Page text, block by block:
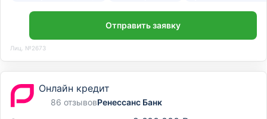
Отправить заявку
Лиц. №2673
Онлайн кредит
86 отзывовРенессанс Банк